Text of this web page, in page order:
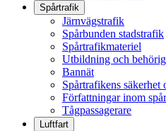
Spårtrafik
Järnvägstrafik
Spårbunden stadstrafik
Spårtrafikmateriel
Utbildning och
Bannät
Spårtrafikens säkerhet
Författningar inom
Tågpassagerare
Luftfart